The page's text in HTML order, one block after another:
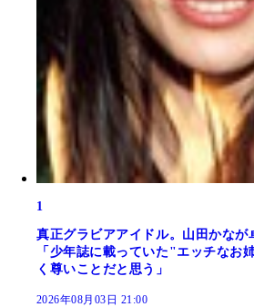
1
真正グラビアアイドル。山田かな
「少年誌に載っていた"エッチなお
く尊いことだと思う」
2026年08月03日 21:00